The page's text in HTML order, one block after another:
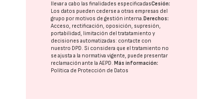
llevar a cabo las finalidades especificadasCesión:
Los datos pueden cederse a otras empresas del
grupo por motivos de gestión interna.Derechos:
Acceso, rectificación, oposición, supresión,
portabilidad, limitación del tratatamiento y
decisiones automatizadas: contacte con
nuestro DPD. Si considera que el tratamiento no
se ajusta a la normativa vigente, puede presentar
reclamación ante laAEPD.Más información:
Política de Protección de Datos